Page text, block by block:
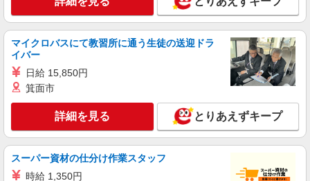
介護スタッフ／資格あり or 経験者
時給1,350円〜1,500円 ◆無資格・経験者：時
給1,350円〜 ◆初任者研修・経験者：時給1,400
円〜 ◆介護福祉士：時給1,500円〜 ※経験者は3ヶ
月以上 ※給与幅は経験・能力による ★週払い
長野県松本市 【最寄駅】北新・松本大学前駅
★勤務地は3000ヶ所以上★ 自宅から通いやすいエ
リアなど、お好きな勤務地をお選び下さい！！
キープ 詳細を見る
アルバイト パート 派遣社員 紹介予定派遣
日研トータルソーシング株式会社 メディカルケア事業部/松本オフィ
ス
マイクロバスにて教習所に通う生徒の送迎ドラ
イバー
日給 15,850円
箕面市
詳細を見る とりあえずキープ
スーパー資材の仕分け作業スタッフ
時給 1,350円